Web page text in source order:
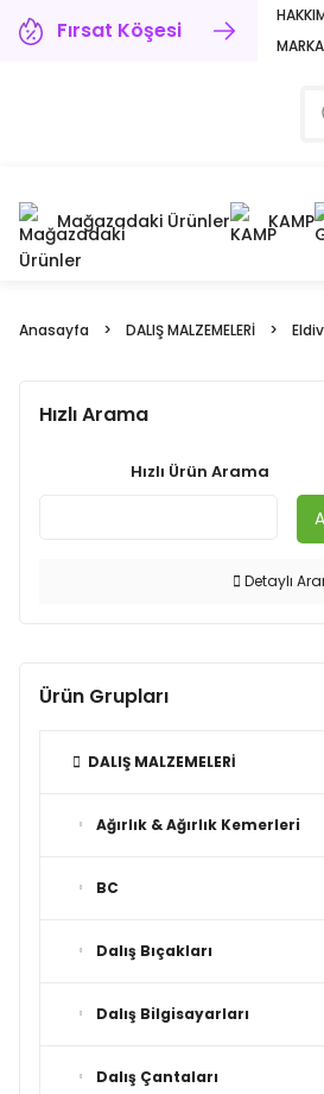
Fırsat Köşesi
Mağazadaki Ürünler KAMP
Anasayfa DALIŞ MALZEMELERİ
Hızlı Arama
Hızlı Ürün Arama
Detaylı
Ürün Grupları
DALIŞ MALZEMELERİ
Ağırlık & Ağırlık Kemerleri
BC
Dalış Bıçakları
Dalış Bilgisayarları
Dalış Çantaları